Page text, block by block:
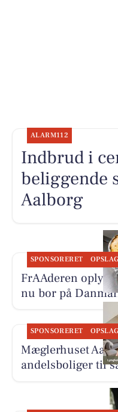
ALARM112
Indbrud i
beliggende
Aalborg
SPONSORERET
FrAAderen
nu bor på
SPONSORERET
Mæglerhuset
andelsboliger til